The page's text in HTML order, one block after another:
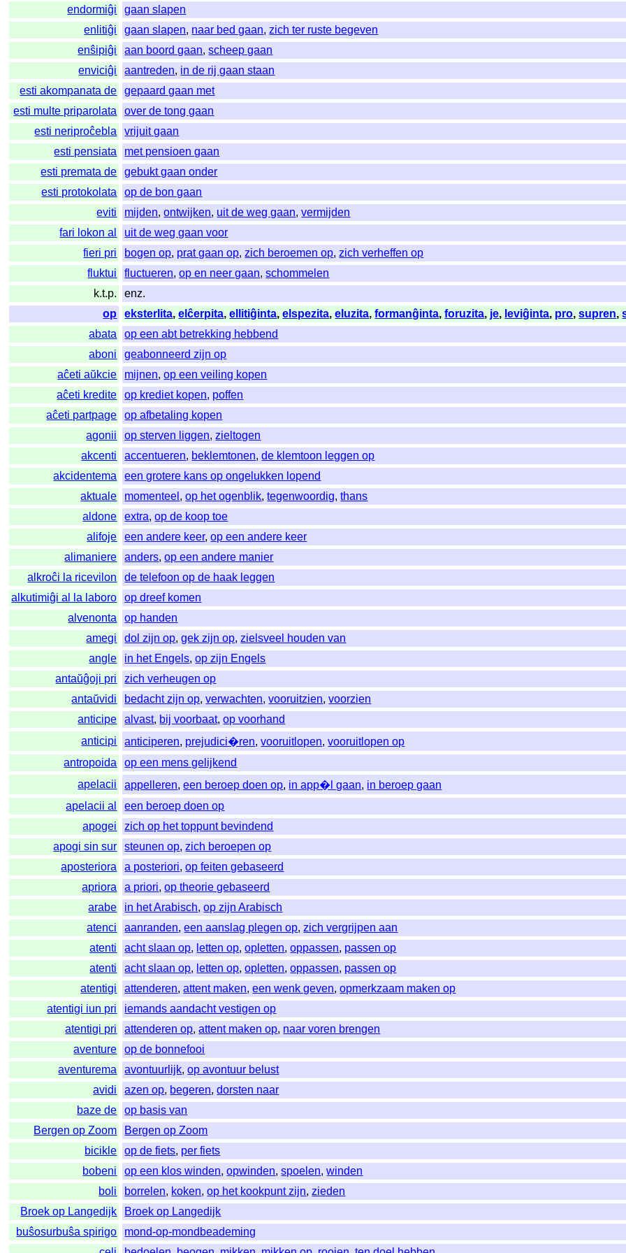
endormiĝi
gaan slapen
enlitiĝi
gaan slapen, naar bed gaan,zich ter ruste begeven
enŝipiĝi
aan boord gaan,scheep gaan
enviciĝi
aantreden, in de rij gaan staan
esti akompanata de
gepaard gaan met
esti multe priparolata
over de tong gaan
esti neriproĉebla
vrijuit gaan
esti pensiata
met pensioen gaan
esti premata de
gebukt gaan onder
esti protokolata
op de bon gaan
eviti
mijden,ontwijken, uit de weg gaan,vermijden
fari lokon al
uit de weg gaan voor
fieri pri
bogen op, prat gaan op,zich beroemen op,zich verheffen op
fluktui
fluctueren,op en neer gaan,schommelen
k.t.p.
enz.
op
eksterlita,elĉerpita,ellitiĝinta,elspezita,eluzita,formanĝinta,foruzita, je, leviĝinta, pro,supren,
abata
op een abt betrekking hebbend
aboni
geabonneerd zijn op
aĉeti aŭkcie
mijnen,op een veiling kopen
aĉeti kredite
op krediet kopen, poffen
aĉeti partpage
op afbetaling kopen
agonii
op sterven liggen,zieltogen
akcenti
accentueren, beklemtonen,de klemtoon leggen op
akcidentema
een grotere kans op ongelukken lopend
aktuale
momenteel ,op het ogenblik,tegenwoordig,thans
aldone
extra,op de koop toe
alifoje
een andere keer,op een andere keer
alimaniere
anders,op een andere manier
alkroĉi la ricevilon
de telefoon op de haak leggen
alkutimiĝi al la laboro
op dreef komen
alvenonta
op handen
amegi
dol zijn op,gek zijn op,zielsveel houden van
angle
in het Engels,op zijn Engels
antaŭĝoji pri
zich verheugen op
antaŭvidi
bedacht zijn op,verwachten,vooruitzien,voorzien
anticipe
alvast, bij voorbaat,op voorhand
anticipi
anticiperen, prejudici�ren,vooruitlopen,vooruitlopen op
antropoida
op een mens gelijkend
apelacii
appelleren,een beroep doen op, in app�l gaan, in beroep gaan
apelacii al
een beroep doen op
apogei
zich op het toppunt bevindend
apogi sin sur
steunen op,zich beroepen op
aposteriora
a posteriori,op feiten gebaseerd
apriora
a priori,op theorie gebaseerd
arabe
in het Arabisch,op zijn Arabisch
atenci
aanranden,een aanslag plegen op,zich vergrijpen aan
atenti
acht slaan op, letten op,opletten,oppassen, passen op
atenti
acht slaan op, letten op,opletten,oppassen, passen op
atentigi
attenderen,attent maken,een wenk geven,opmerkzaam maken op
atentigi iun pri
iemands aandacht vestigen op
atentigi pri
attenderen op,attent maken op, naar voren brengen
aventure
op de bonnefooi
aventurema
avontuurlijk,op avontuur belust
avidi
azen op, begeren,dorsten naar
baze de
op basis van
Bergen op Zoom
Bergen op Zoom
bicikle
op de fiets, per fiets
bobeni
op een klos winden,opwinden,spoelen,winden
boli
borrelen, koken,op het kookpunt zijn,zieden
Broek op Langedijk
Broek op Langedijk
buŝosurbuŝa spirigo
mond-op-mondbeademing